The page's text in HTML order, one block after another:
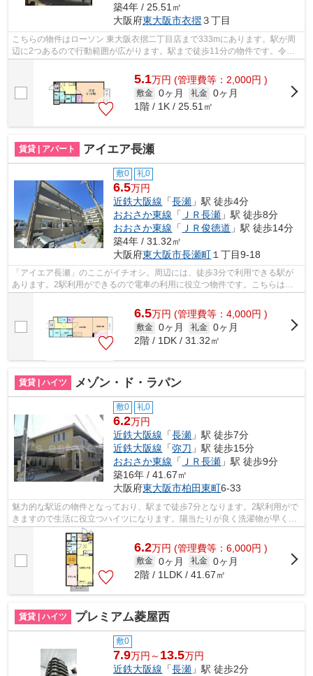
築4年 / 25.51㎡
大阪府東大阪市衣摺３丁目
こちらの物件はローソン 東大阪衣摺二丁目店まで333mにあります。駅が周
辺に2つあるので行動範囲が広がります。駅まで徒歩11分の物件です。令和4
年築の物件です。多種多様な物件を取り...
5.1万円 (管理費等：2,000円 )
敷金 0ヶ月 礼金 0ヶ月
1階 / 1K / 25.51㎡
賃貸 | アパート アイエア長瀬
敷0 礼0
6.5万円
近鉄大阪線 「長瀬 」駅 徒歩4分
おおさか東線 「 ＪＲ長瀬 」駅 徒歩8分
おおさか東線 「 ＪＲ俊徳道 」駅 徒歩14分
築4年 / 31.32㎡
大阪府東大阪市長瀬町 １丁目9-18
「アイエア長瀬」のここがイチオシ。周辺には、徒歩3分で利用できる駅が
あります。2駅利用ができるので電車の利用に役立つ物件です。こちらは初
6.5万円 (管理費等：4,000円 )
敷金 0ヶ月 礼金 0ヶ月
2階 / 1DK / 31.32㎡
賃貸 | ハイツ メゾン・ド・ラパン
敷0 礼0
6.2万円
近鉄大阪線 「長瀬 」駅 徒歩7分
近鉄大阪線 「弥刀 」駅 徒歩15分
おおさか東線 「 ＪＲ長瀬 」駅 徒歩9分
築16年 / 41.67㎡
大阪府東大阪市柏田東町6-33
魅力的な駅近の物件となっており、駅まで徒歩7分となります。2駅利用がで
きますので生活に役立つハイツになります。陽当たりが良く洗濯物が早く乾
くので、家族の多いファミリーの方に...
6.2万円 (管理費等：6,000円 )
敷金 0ヶ月 礼金 0ヶ月
2階 / 1LDK / 41.67㎡
賃貸 | ハイツ プレミアム菱屋西
敷0
7.9万円～ 13.5万円
近鉄大阪線 「長瀬 」駅 徒歩2分